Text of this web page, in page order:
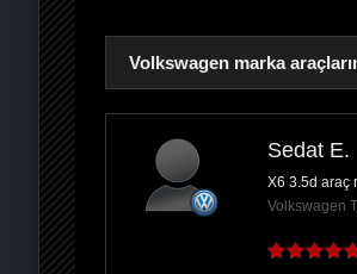
Volkswagen marka
Sedat E.
X6 3.5d araç
Volkswagen